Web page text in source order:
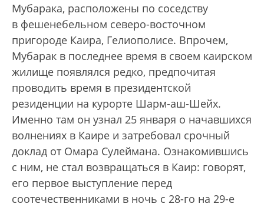
Мубарака, расположены по соседству
в фешенебельном северо-восточном
пригороде Каира, Гелиополисе. Впрочем,
Мубарак в последнее время в своем каирском
жилище появлялся редко, предпочитая
проводить время в президентской
резиденции на курорте Шарм-аш-Шейх.
Именно там он узнал 25 января о начавшихся
волнениях в Каире и затребовал срочный
доклад от Омара Сулеймана. Ознакомившись
с ним, не стал возвращаться в Каир: говорят,
его первое выступление перед
соотечественниками в ночь с 28-го на 29-е